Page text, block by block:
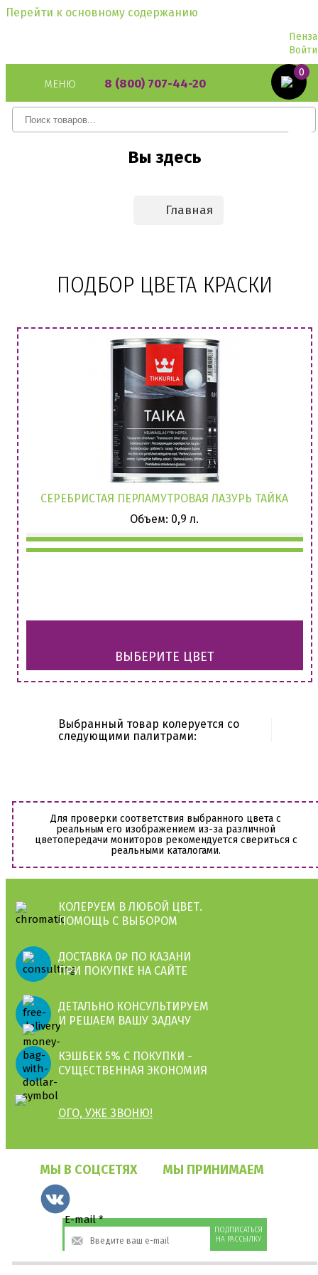
Перейти к основному содержанию
Пенза
Войти
МЕНЮ 8 (800) 707-44-20
0
Вы здесь
Главная
ПОДБОР ЦВЕТА КРАСКИ
СЕРЕБРИСТАЯ ПЕРЛАМУТРОВАЯ ЛАЗУРЬ ТАЙКА
Объем: 0,9 л.
ВЫБЕРИТЕ ЦВЕТ
Выбранный товар колеруется со
следующими палитрами:
Для проверки соответствия выбранного цвета с
реальным его изображением из-за различной
цветопередачи мониторов рекомендуется свериться с
реальными каталогами.
КОЛЕРУЕМ В ЛЮБОЙ ЦВЕТ.
ПОМОЩЬ С ВЫБОРОМ
ДОСТАВКА 0₽ ПО КАЗАНИ
ПРИ ПОКУПКЕ НА САЙТЕ
ДЕТАЛЬНО КОНСУЛЬТИРУЕМ
И РЕШАЕМ ВАШУ ЗАДАЧУ
КЭШБЕК 5% С ПОКУПКИ -
СУЩЕСТВЕННАЯ ЭКОНОМИЯ
ОГО, УЖЕ ЗВОНЮ!
МЫ В СОЦСЕТЯХ МЫ ПРИНИМАЕМ
E-mail*